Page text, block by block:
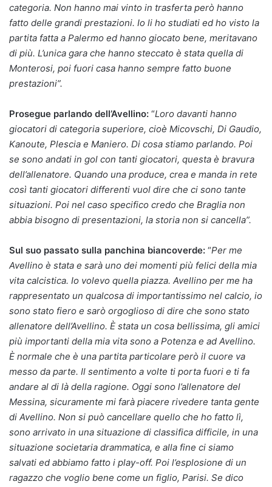
categoria. Non hanno mai vinto in trasferta però hanno
fatto delle grandi prestazioni. Io li ho studiati ed ho visto la
partita fatta a Palermo ed hanno giocato bene, meritavano
di più. L’unica gara che hanno steccato è stata quella di
Monterosi, poi fuori casa hanno sempre fatto buone
prestazioni”.
Prosegue parlando dell’Avellino: “Loro davanti hanno
giocatori di categoria superiore, cioè Micovschi, Di Gaudio,
Kanoute, Plescia e Maniero. Di cosa stiamo parlando. Poi
se sono andati in gol con tanti giocatori, questa è bravura
dell’allenatore. Quando una produce, crea e manda in rete
così tanti giocatori differenti vuol dire che ci sono tante
situazioni. Poi nel caso specifico credo che Braglia non
abbia bisogno di presentazioni, la storia non si cancella”.
Sul suo passato sulla panchina biancoverde: “Per me
Avellino è stata e sarà uno dei momenti più felici della mia
vita calcistica. Io volevo quella piazza. Avellino per me ha
rappresentato un qualcosa di importantissimo nel calcio, io
sono stato fiero e sarò orgoglioso di dire che sono stato
allenatore dell’Avellino. È stata un cosa bellissima, gli amici
più importanti della mia vita sono a Potenza e ad Avellino.
È normale che è una partita particolare però il cuore va
messo da parte. Il sentimento a volte ti porta fuori e ti fa
andare al di là della ragione. Oggi sono l’allenatore del
Messina, sicuramente mi farà piacere rivedere tanta gente
di Avellino. Non si può cancellare quello che ho fatto lì,
sono arrivato in una situazione di classifica difficile, in una
situazione societaria drammatica, e alla fine ci siamo
salvati ed abbiamo fatto i play-off. Poi l’esplosione di un
ragazzo che voglio bene come un figlio, Parisi. Se dico